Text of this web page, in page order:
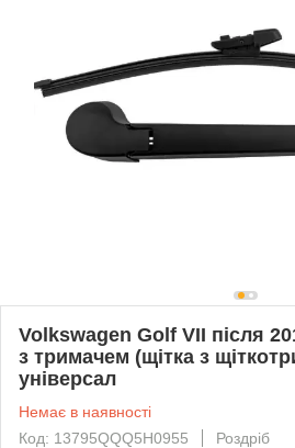
Volkswagen Golf VII після
з тримачем (щітка з
універсал
Немає в наявності
Код: 13795QQQ5H0955
Роздріб